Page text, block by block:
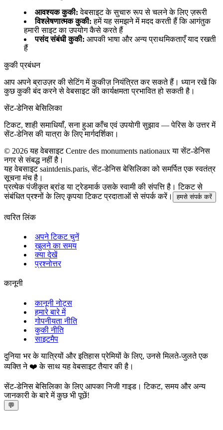
आवश्यक कुकी: वेबसाइट के सुचारु रूप से चलने के लिए ज़रूरी
विश्लेषणात्मक कुकी: हमें यह समझने में मदद करती हैं कि आगंतुक
हमारी साइट का उपयोग कैसे करते हैं
पसंद संबंधी कुकी: आपकी भाषा और अन्य प्राथमिकताएँ याद रखती
हैं
कुकी प्रबंधन
आप अपने ब्राउज़र की सेटिंग में कुकीज़ नियंत्रित कर सकते हैं। ध्यान रखें कि
कुछ कुकी बंद करने से वेबसाइट की कार्यक्षमता प्रभावित हो सकती है।
सेंट‑डेनिस बेसिलिका
टिकट, शाही समाधियाँ, सना हुआ काँच एवं उपयोगी सुझाव — पेरिस के उत्तर में
सेंट‑डेनिस की यात्रा के लिए मार्गदर्शिका।
© 2026 यह वेबसाइट Centre des monuments nationaux या सेंट‑डेनिस
नगर से संबद्ध नहीं है।
यह वेबसाइट saintdenis.paris, सेंट‑डेनिस बेसिलिका को समर्पित एक स्वतंत्र
सूचना मंच है।
प्रत्येक पंजीकृत ब्रांड या ट्रेडमार्क उसके स्वामी की संपत्ति है। टिकट से
संबंधित प्रश्नों के लिए कृपया टिकट प्रदाताओं से संपर्क करें।
हमसे संपर्क करें
त्वरित लिंक
अपने टिकट चुनें
खुलने का समय
क्या देखें
प्रश्नोत्तर
कानूनी
कानूनी नोट्स
हमारे बारे में
गोपनीयता नीति
कुकी नीति
साइटमैप
दुनिया भर के यात्रियों और इतिहास प्रेमियों के लिए, उनसे मिलते-जुलते एक
व्यक्ति ने ❤️ के साथ यह वेबसाइट तैयार की है।
सेंट‑डेनिस बेसिलिका के लिए आपका निजी गाइड। टिकट, समय और अन्य
जानकारी के बारे में कुछ भी पूछें!
💬